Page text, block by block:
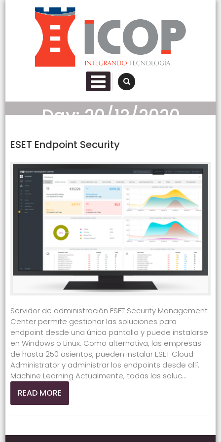
Skip to content
Icop Santa Fe SRL
Informatica IT Networking Storage Servidores Cableado
Fibra Optica Seguridad
PRIMARY MENU
Day:20/12/2020
ESET Endpoint Security
Servidor de administración ESET Security Management
Center permite gestionar las soluciones para
endpoint desde una única pantalla y puede instalarse
en Windows o Linux. Como alternativa, las empresas
de hasta 250 asientos, pueden instalar ESET Cloud
Administrator y administrar los endpoints desde allí.
Machine Learning Actualmente, todas las soluc...
READ MORE